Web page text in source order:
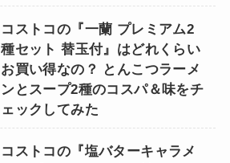
コストコの『一蘭 プレミアム2
種セット 替玉付』はどれくらい
お買い得なの？ とんこつラーメ
ンとスープ2種のコスパ＆味をチ
ェックしてみた
コストコの『塩バターキャラメ